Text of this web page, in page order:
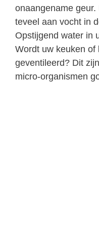
onaangename
teveel aan vocht in
Opstijgend water in
Wordt uw keuken of
geventileerd? Dit
micro-organismen